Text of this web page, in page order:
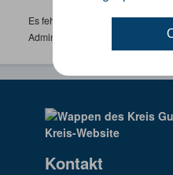
Es fehlen spezifische
Administrator unter:
Kontakt